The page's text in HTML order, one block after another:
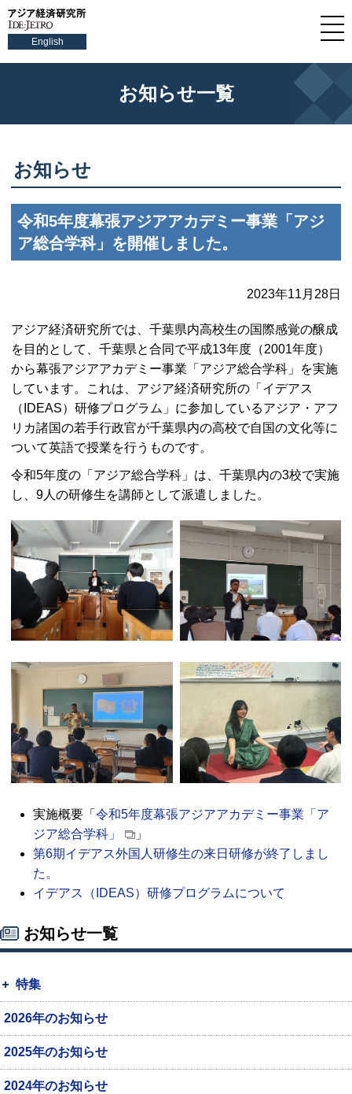
English
お知らせ一覧
お知らせ
令和5年度幕張アジアアカデミー事業「アジ
ア総合学科」を開催しました。
2023年11月28日
アジア経済研究所では、千葉県内高校生の国際感覚の醸成
を目的として、千葉県と合同で平成13年度（2001年度）
から幕張アジアアカデミー事業「アジア総合学科」を実施
しています。これは、アジア経済研究所の「イデアス
（ IDEAS）研修プログラム」に参加しているアジア・アフ
リカ諸国の若手行政官が千葉県内の高校で自国の文化等に
ついて英語で授業を行うものです。
令和5年度の「アジア総合学科」は、千葉県内の3校で実施
し、9人の研修生を講師として派遣しました。
実施概要「 令和5年度幕張アジアアカデミー事業「ア
ジア総合学科」
」
第6期イデアス外国人研修生の来日研修が終了しまし
た。
イデアス（ IDEAS）研修プログラムについて
お知らせ一覧
特集
2026年のお知らせ
2025年のお知らせ
2024年のお知らせ